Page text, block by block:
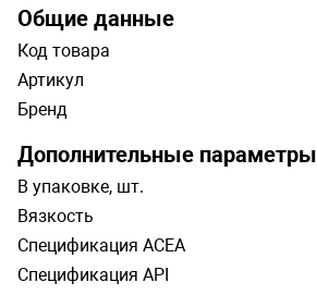
Общие данные
Код товара
Артикул
Бренд
Дополнительные параметры
В упаковке, шт.
Вязкость
Спецификация ACEA
Спецификация API